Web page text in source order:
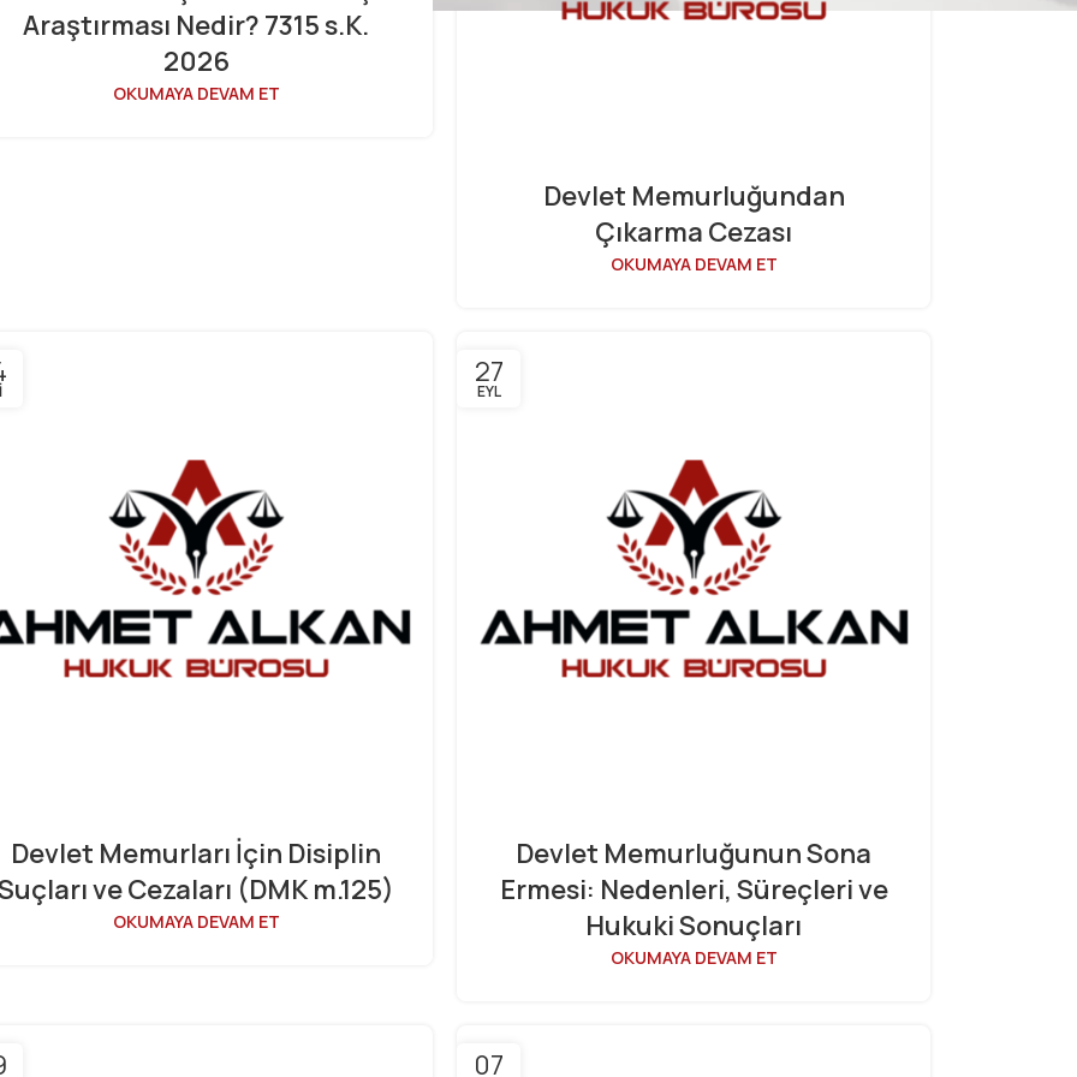
Araştırması Nedir? 7315 s.K.
2026
OKUMAYA DEVAM ET
Devlet Memurluğundan
Çıkarma Cezası
OKUMAYA DEVAM ET
Devlet Memurları İçin Disiplin
ve Cezaları (DMK m.125)
OKUMAYA DEVAM ET
27
EYL
Devlet Memurluğunun Sona
Ermesi: Nedenleri, Süreçleri ve
Hukuki Sonuçları
OKUMAYA DEVAM ET
07